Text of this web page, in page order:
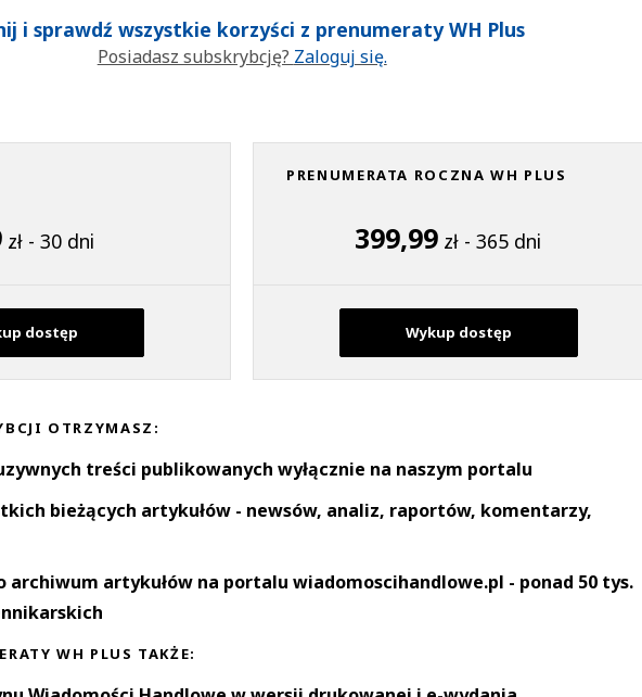
i sprawdź wszystkie korzyści z prenumeraty WH Plus
Posiadasz subskrybcję? Zaloguj się.
zł - 30 dni
dostęp
PRENUMERATA ROCZNA WH PLUS
399,99 zł - 365 dni
Wykup dostęp
OTRZYMASZ:
treści publikowanych wyłącznie na naszym portalu
bieżących artykułów - newsów, analiz, raportów, komentarzy,
archiwum artykułów na portalu wiadomoscihandlowe.pl - ponad 50 tys.
WH PLUS TAKŻE: